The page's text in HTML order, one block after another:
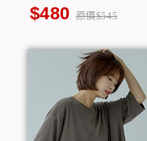
$480 原價$545